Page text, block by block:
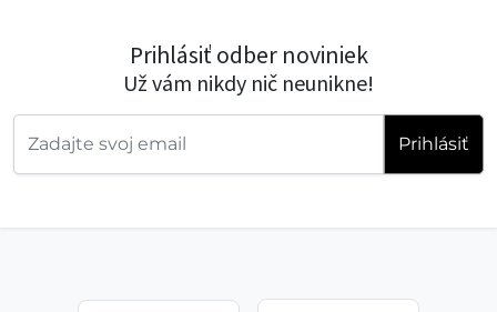
Prihlásiť odber noviniek
Už vám nikdy nič neunikne!
Prihlásiť